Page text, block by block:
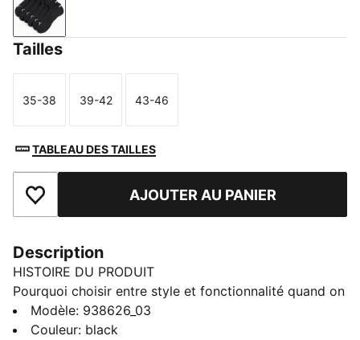
black
Tailles
Taille
35-38
Taille
39-42
Taille
43-46
TABLEAU DES TAILLES
Ajouter aux favorisAJOUTER AU PANIER
Description
HISTOIRE DU PRODUIT
Pourquoi choisir entre style et fonctionnalité quand on
peut choisir ces chaussettes invisibles matelassées.
Dotées d’un amorti pour absorber les chocs et offrir
Modèle: 938626_03
Couleur: black